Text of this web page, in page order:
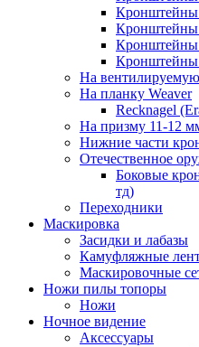
Кронштейны
Кронштейны
Кронштейны
Кронштейны
На
На планку Weaver
Recknagel
На призму 11-12
Нижние части
Отечественное
Боковые
тд)
Переходники
Маскировка
Засидки и лабазы
Камуфляжные
Маскировочные
Ножи пилы топоры
Ножи
Ночное видение
Аксессуары